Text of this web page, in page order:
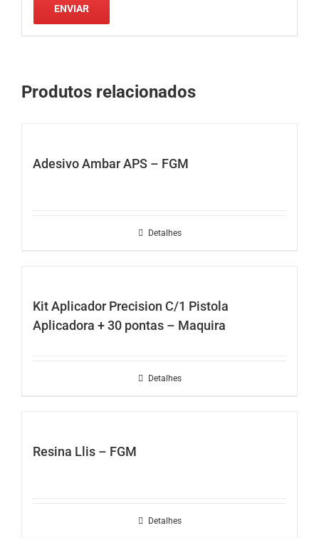
Produtos relacionados
Adesivo Ambar APS – FGM
Detalhes
Kit Aplicador Precision C/1 Pistola
Aplicadora + 30 pontas – Maquira
Detalhes
Resina Llis – FGM
Detalhes